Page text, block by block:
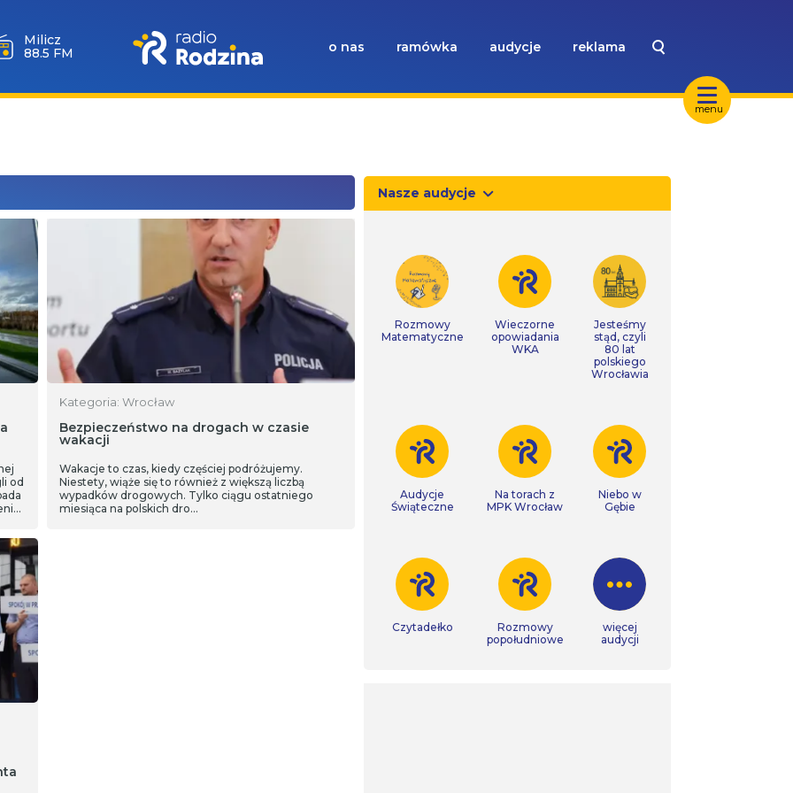
menu
Milicz
88.5 FM
o nas ramówka audycje reklama
od
Kategoria: Wrocław
Bezpieczeństwo na drogach w czasie
wakacji
Wakacje to czas, kiedy częściej podróżujemy.
Niestety, wiąże się to również z większą liczbą
wypadków drogowych. Tylko ciągu ostatniego
miesiąca na polskich dro…
Nasze audycje
Rozmowy
Matematyczne
Wieczorne
opowiadania
WKA
Jesteśmy
stąd, czyli
80 lat
polskiego
Wrocławia
Audycje
Świąteczne
Na torach z
MPK Wrocław
Niebo w
Gębie
Czytadełko
Rozmowy
popołudniowe
więcej
audycji